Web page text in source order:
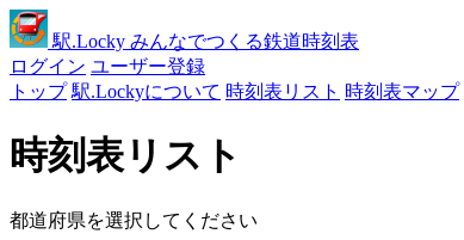
駅.Locky みんなでつくる鉄道時刻表
ログイン ユーザー登録
トップ 駅.Lockyについて 時刻表リスト 時刻表マップ
時刻表リスト
都道府県を選択してください